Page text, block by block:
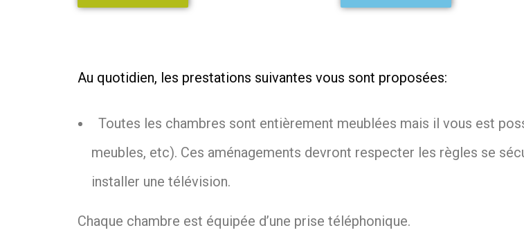
Au quotidien, les prestations suivantes vous sont proposées:
Toutes les chambres sont entièrement meublées mais il vous est
meubles, etc). Ces aménagements devront respecter les règles se
installer une télévision.
Chaque chambre est équipée d’une prise téléphonique.